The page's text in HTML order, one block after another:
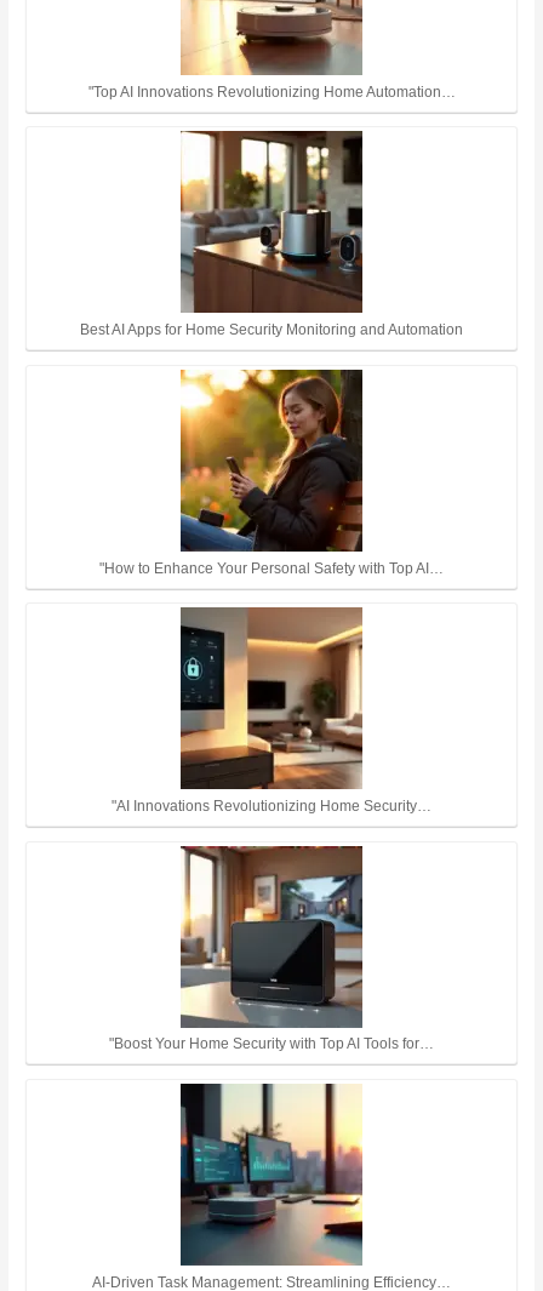
"Top AI Innovations Revolutionizing Home Automation…
Best AI Apps for Home Security Monitoring and Automation
"How to Enhance Your Personal Safety with Top AI…
"AI Innovations Revolutionizing Home Security…
"Boost Your Home Security with Top AI Tools for…
AI-Driven Task Management: Streamlining Efficiency…